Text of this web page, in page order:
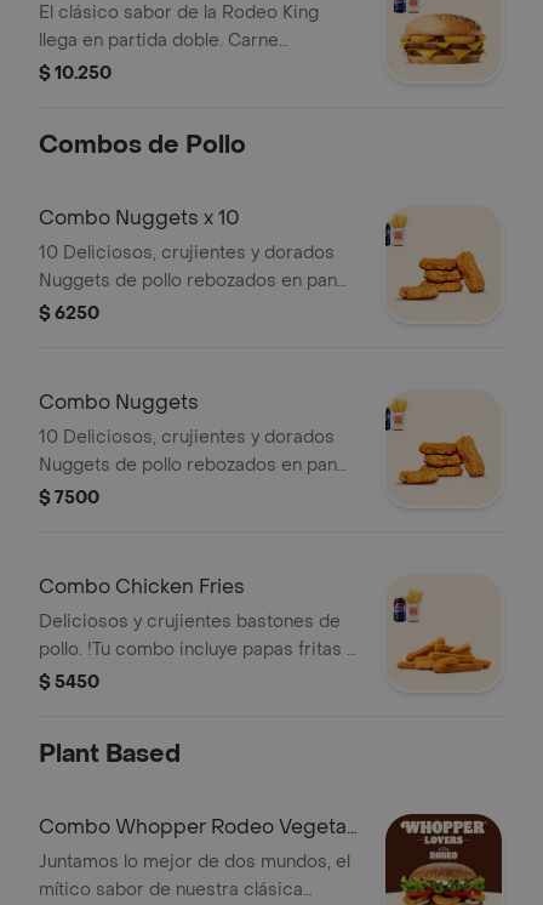
El clásico sabor de la Rodeo King
llega en partida doble. Carne
Whopper a la parrilla, aros de cebolla
o aros de cebolla y una lata de
$ 10.250
Combos de Pollo
Combo Nuggets x 10
10 Deliciosos, crujientes y dorados
Nuggets de pollo rebozados en pan
rallado.¡Tu combo incluye papas fritas
$ 6250
Combo Nuggets
10 Deliciosos, crujientes y dorados
Nuggets de pollo rebozados en pan
rallado. ¡Tu combo incluye papas fritas
$ 7500
Combo Chicken Fries
Deliciosos y crujientes bastones de
pollo. !Tu combo incluye papas fritas o
aros de cebolla y una lata de bebida!
$ 5450
Plant Based
Combo Whopper Rodeo Vegetal
Simple
Juntamos lo mejor de dos mundos, el
mítico sabor de nuestra clásica